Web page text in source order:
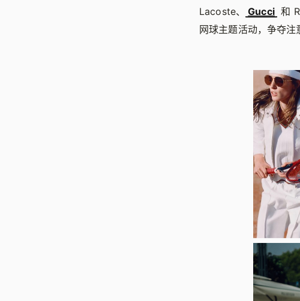
Lacoste、
Gucci 和
网球主题活动，争夺注